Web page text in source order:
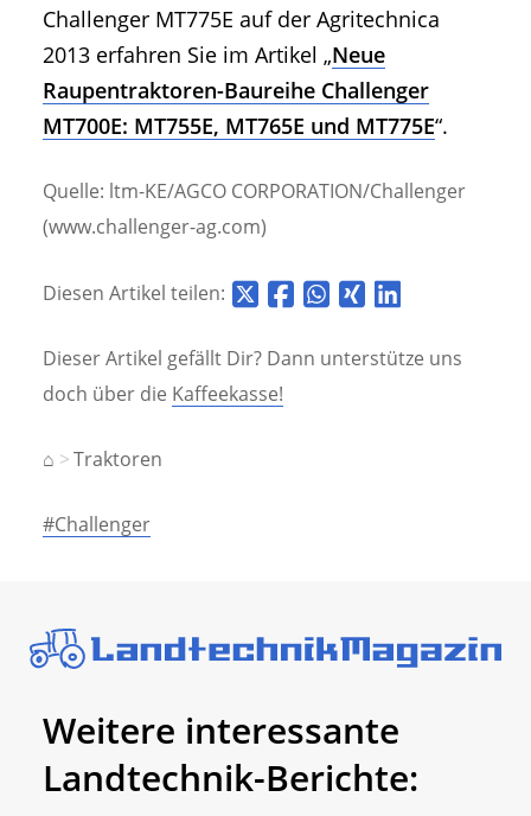
Challenger MT775E auf der Agritechnica
2013 erfahren Sie im Artikel „Neue
Raupentraktoren-Baureihe Challenger
MT700E: MT755E, MT765E und MT775E“.
Quelle: ltm-KE/AGCO CORPORATION/Challenger
(www.challenger-ag.com)
Diesen Artikel teilen:
Dieser Artikel gefällt Dir? Dann unterstütze uns
doch über die Kaffeekasse!
⌂ Traktoren
#Challenger
Weitere interessante
Landtechnik-Berichte: